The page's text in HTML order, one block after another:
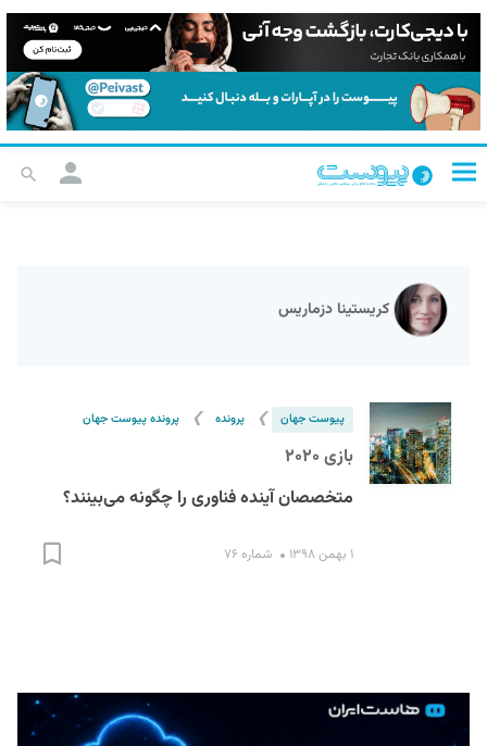
کریستینا دزماریس
پیوست جهان ❯ پرونده ❯ پرونده پیوست جهان
بازی ۲۰۲۰
متخصصان آینده فناوری را چگونه می‌بینند؟
۱ بهمن ۱۳۹۸ شماره ۷۶